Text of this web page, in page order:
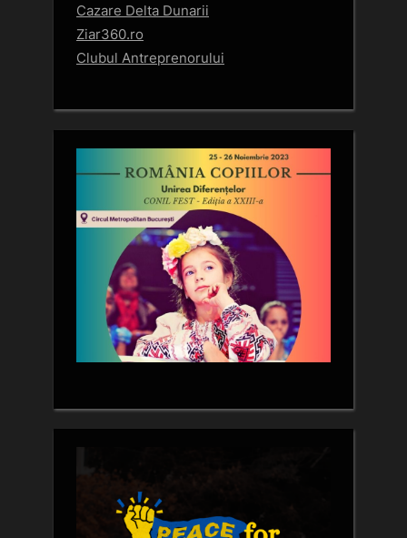
Cazare Delta Dunarii
Ziar360.ro
Clubul Antreprenorului